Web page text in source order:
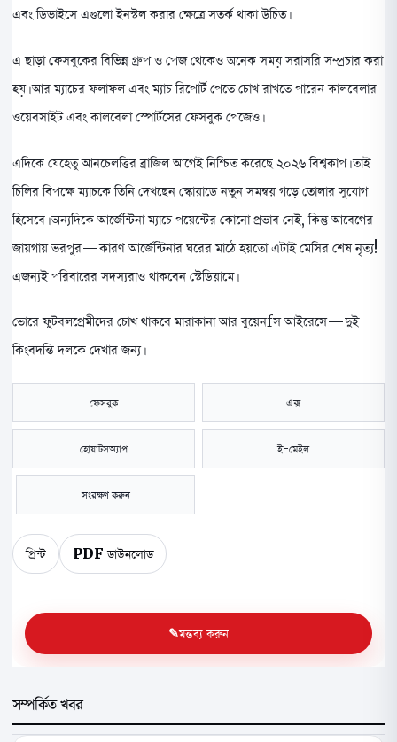
এবং ডিভাইসে এগুলো ইনস্টল করার ক্ষেত্রে সতর্ক থাকা উচিত।
এ ছাড়া ফেসবুকের বিভিন্ন গ্রুপ ও পেজ থেকেও অনেক সময় সরাসরি সম্প্রচার করা
হয়। আর ম্যাচের ফলাফল এবং ম্যাচ রিপোর্ট পেতে চোখ রাখতে পারেন কালবেলার
ওয়েবসাইট এবং কালবেলা স্পোর্টসের ফেসবুক পেজেও।
এদিকে যেহেতু আনচেলত্তির ব্রাজিল আগেই নিশ্চিত করেছে ২০২৬ বিশ্বকাপ। তাই
চিলির বিপক্ষে ম্যাচকে তিনি দেখছেন স্কোয়াডে নতুন সমন্বয় গড়ে তোলার সুযোগ
হিসেবে। অন্যদিকে আর্জেন্টিনা ম্যাচে পয়েন্টের কোনো প্রভাব নেই, কিন্তু আবেগের
জায়গায় ভরপুর—কারণ আর্জেন্টিনার ঘরের মাঠে হয়তো এটাই মেসির শেষ নৃত্য!
এজন্যই পরিবারের সদস্যরাও থাকবেন স্টেডিয়ামে।
ভোরে ফুটবলপ্রেমীদের চোখ থাকবে মারাকানা আর বুয়েনfস আইরেসে—দুই
কিংবদন্তি দলকে দেখার জন্য।
ফেসবুক এক্স
হোয়াটসঅ্যাপ ই-মেইল
সংরক্ষণ করুন
প্রিন্ট PDF ডাউনলোড
মন্তব্য করুন
সম্পর্কিত খবর